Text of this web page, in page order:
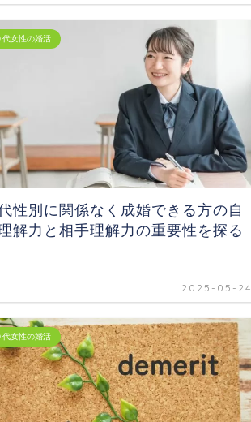
代女性の婚活
性別に関係なく成婚できる方の自
解力と相手理解力の重要性を探る
2025-05-24
代女性の婚活